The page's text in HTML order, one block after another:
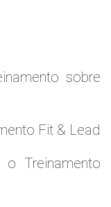
sobre
Fit & Lead
Treinamento